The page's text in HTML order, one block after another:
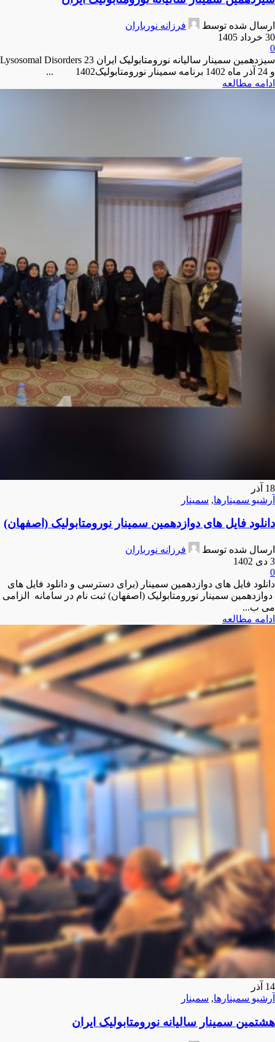
ارسال شده توسط
فرزانه نورباران
30 خرداد 1405
0
سیزدهمین سمینار سالیانه نورومتابولیک ایران Lysosomal Disorders 23
و 24 آذر ماه 1402 برنامه سمینار نورومتابولیک1402 ...
ادامه مطالعه
18 آذر
آرشیو سمینارها, سمینار
دانلود فایل های دوازدهمین سمینار نورومتابولیک (اصفهان)
ارسال شده توسط
فرزانه نورباران
3 دی 1402
0
دانلود فایل های دوازدهمین سمینار (برای دسترسی و دانلود فایل های
دوازدهمین سمینار نورومتابولیک (اصفهان) ثبت نام در سامانه الزامی
می ب...
ادامه مطالعه
14 آذر
آرشیو سمینارها, سمینار
هشتمین سمینار سالیانه نورومتابولیک ایران